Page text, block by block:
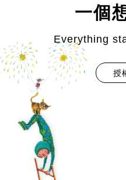
一個
Everything
授